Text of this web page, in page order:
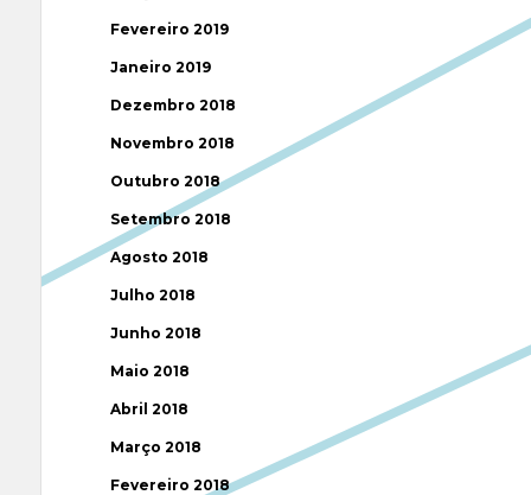
Fevereiro 2019
Janeiro 2019
Dezembro 2018
Novembro 2018
Outubro 2018
Setembro 2018
Agosto 2018
Julho 2018
Junho 2018
Maio 2018
Abril 2018
Março 2018
Fevereiro 2018